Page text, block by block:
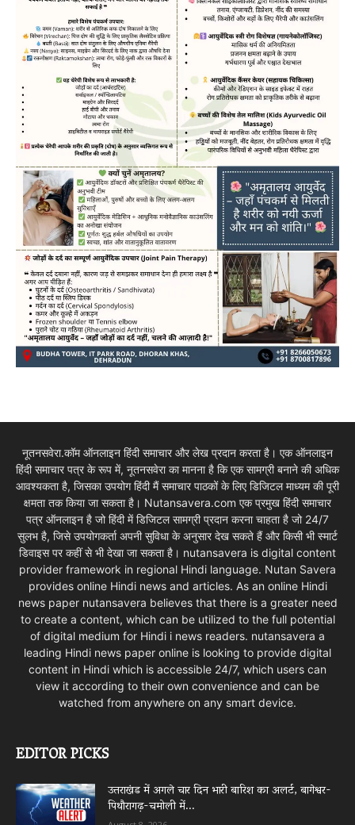
नूतनसवेरा.कॉम ऑनलाइन हिंदी समाचार और लेख प्रदान करता है। एक ऑनलाइन
हिंदी समाचार पत्र के रूप में, नूतनसवेरा का मानना है कि एक सामग्री बनाने की अधिक
आवश्यकता है, जिसका उपयोग हिंदी मैं समाचार पाठकों के लिए डिजिटल माध्यम की पूरी
क्षमता तक किया जा सकता है। Nutansavera.com एक प्रमुख हिंदी समाचार
पत्र ऑनलाइन है जो हिंदी में डिजिटल सामग्री प्रदान करना चाहता है जो 24/7
सुलभ है, जिसे उपयोगकर्ता अपनी सुविधा के अनुसार देख सकते हैं और किसी भी स्मार्ट
डिवाइस पर कहीं से भी देखा जा सकता है। nutansavera is digital content
provider framework in regional Hindi language. Nutan Savera
provides online Hindi news and articles. As an online Hindi
news paper nutansavera believes that there is a greater need
to create a content, which can be utilized to the full potential
of digital medium for Hindi i news readers. nutansavera a
leading Hindi news paper online is looking to provide digital
content in Hindi which is accessible 24/7, which users can
view it according to their own convenience and can be
watched from anywhere on any smart device.
EDITOR PICKS
उत्तराखंड में अगले चार दिन भारी बारिश का अलर्ट, बागेश्वर-
पिथौरागढ़-चमोली में...